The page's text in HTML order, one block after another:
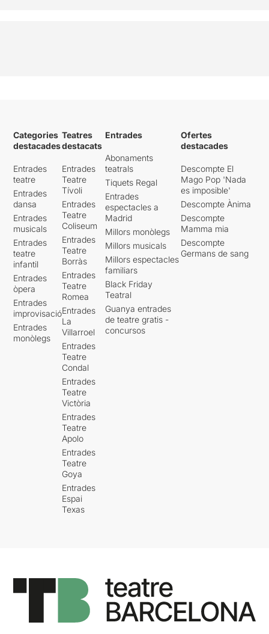
Categories
destacades
Entrades
teatre
Entrades
dansa
Entrades
musicals
Entrades
teatre
infantil
Entrades
òpera
Entrades
improvisació
Entrades
monòlegs
Teatres
destacats
Entrades
Teatre
Tívoli
Entrades
Teatre
Coliseum
Entrades
Teatre
Borràs
Entrades
Teatre
Romea
Entrades
La
Villarroel
Entrades
Teatre
Condal
Entrades
Teatre
Victòria
Entrades
Teatre
Apolo
Entrades
Teatre
Goya
Entrades
Espai
Texas
Entrades
Abonaments
teatrals
Tiquets Regal
Entrades
espectacles a
Madrid
Millors monòlegs
Millors musicals
Millors espectacles
familiars
Black Friday
Teatral
Guanya entrades
de teatre gratis -
concursos
Ofertes
destacades
Descompte El
Mago Pop 'Nada
es imposible'
Descompte Ànima
Descompte
Mamma mia
Descompte
Germans de sang